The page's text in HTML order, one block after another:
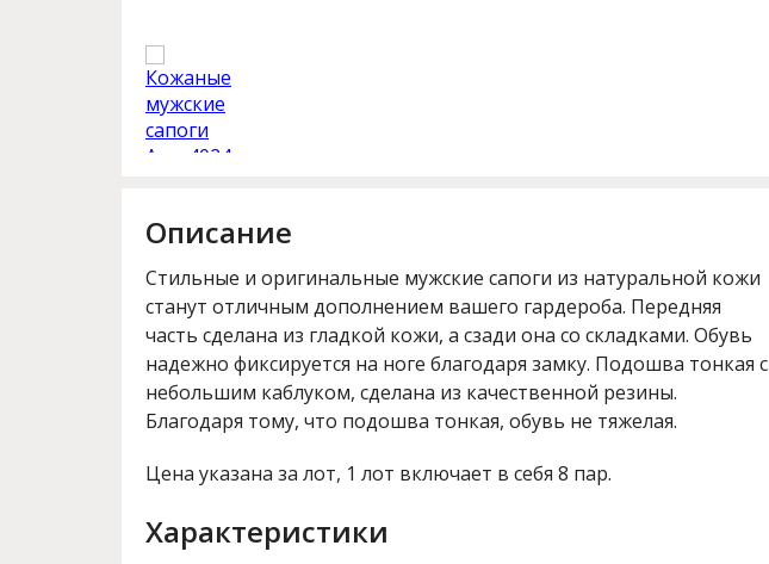
Описание
Стильные и оригинальные мужские сапоги из натуральной кожи
станут отличным дополнением вашего гардероба. Передняя
часть сделана из гладкой кожи, а сзади она со складками. Обувь
надежно фиксируется на ноге благодаря замку. Подошва тонкая с
небольшим каблуком, сделана из качественной резины.
Благодаря тому, что подошва тонкая, обувь не тяжелая.
Цена указана за лот, 1 лот включает в себя 8 пар.
Характеристики